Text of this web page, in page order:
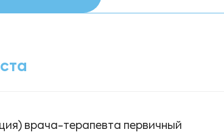
врача-терапевта первичный